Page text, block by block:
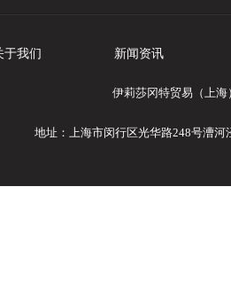
于我们 新闻资讯
伊莉莎冈特贸易（上
地址：上海市闵行区光华路248号漕